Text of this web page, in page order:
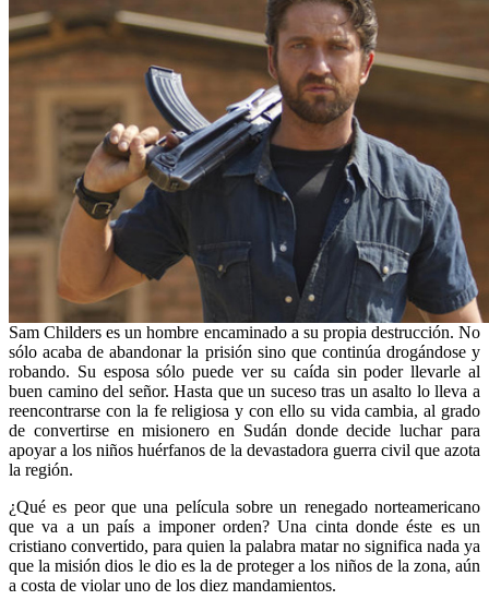
Sam Childers es un hombre encaminado a su propia destrucción. No
sólo acaba de abandonar la prisión sino que continúa drogándose y
robando. Su esposa sólo puede ver su caída sin poder llevarle al
buen camino del señor. Hasta que un suceso tras un asalto lo lleva a
reencontrarse con la fe religiosa y con ello su vida cambia, al grado
de convertirse en misionero en Sudán donde decide luchar para
apoyar a los niños huérfanos de la devastadora guerra civil que azota
la región.
¿Qué es peor que una película sobre un renegado norteamericano
que va a un país a imponer orden? Una cinta donde éste es un
cristiano convertido, para quien la palabra matar no significa nada ya
que la misión dios le dio es la de proteger a los niños de la zona, aún
a costa de violar uno de los diez mandamientos.